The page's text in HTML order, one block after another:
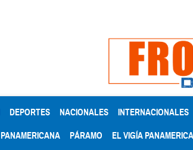
DEPORTES NACIONALES INTERNACIONALES
PANAMERICANA PÁRAMO EL VIGÍA